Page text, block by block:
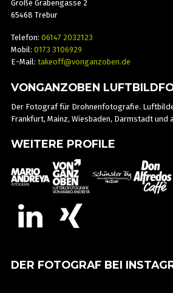
Große Grabengasse 2
65468 Trebur
Telefon: 06147 2032123
Mobil: 0173 3106929
E-Mail: takeoff@vonganzoben.de
VONGANZOBEN
Der Fotograf für Drohnenfotografie.
Frankfurt, Mainz, Wiesbaden, Darmstadt und
WEITERE PROFILE
DER FOTOGRAF BEI